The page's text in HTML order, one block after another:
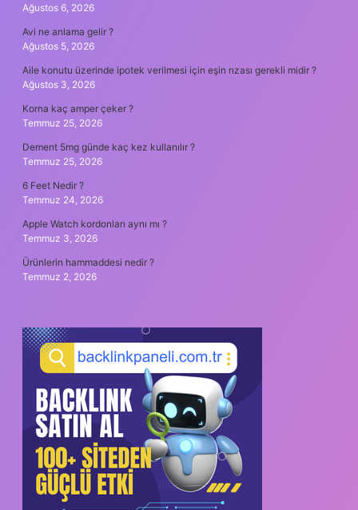
Ağustos 6, 2026
Avi ne anlama gelir ?
Ağustos 5, 2026
Aile konutu üzerinde ipotek verilmesi için eşin rızası gerekli midir ?
Ağustos 3, 2026
Korna kaç amper çeker ?
Temmuz 25, 2026
Dement 5mg günde kaç kez kullanılır ?
Temmuz 25, 2026
6 Feet Nedir ?
Temmuz 24, 2026
Apple Watch kordonları aynı mı ?
Temmuz 3, 2026
Ürünlerin hammaddesi nedir ?
Temmuz 2, 2026